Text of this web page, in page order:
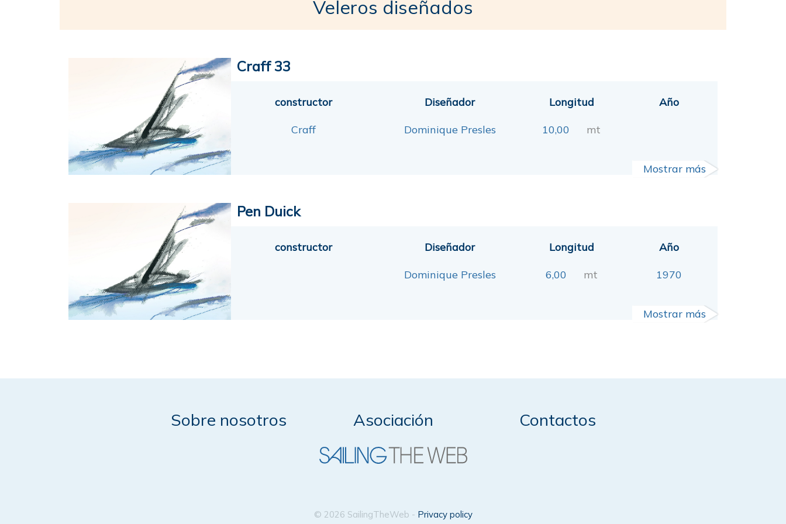
Veleros diseñados
Craff 33
constructor
Craff
Diseñador
Dominique Presles
Longitud
10,00 mt
Año
Mostrar más
Pen Duick
constructor Diseñador
Dominique Presles
Longitud
6,00 mt
Año
1970
Mostrar más
Sobre nosotros Asociación Contactos
© 2026 SailingTheWeb - Privacy policy